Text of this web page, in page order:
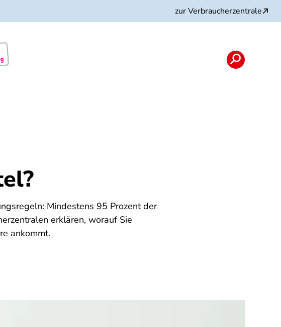
zur Verbraucherzentrale
Mindestens 95 Prozent der
erklären, worauf Sie
ankommt.